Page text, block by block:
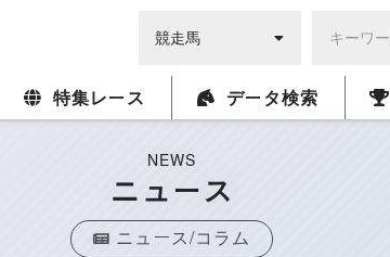
特集レース データ検索
NEWS
ニュース
ニュース/コラム